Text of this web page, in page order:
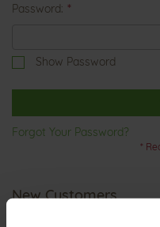
Password
Show Password
Forgot Your Password?
New Customers